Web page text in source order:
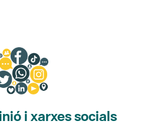
i xarxes socials